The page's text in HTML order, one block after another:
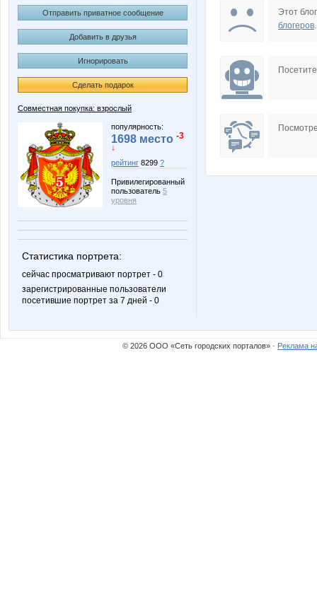
Отправить приватное сообщение
Добавить в друзья
Игнорировать
Сделать подарок
Совместная покупка: взрослый
популярность:
1698 место -3
↓
рейтинг 8299 ?
Привилегированный
пользователь 5
уровня
Статистика портрета:
сейчас просматривают портрет - 0
зарегистрированные пользователи
посетившие портрет за 7 дней - 0
Camellia
H_elena
Этот
блогеров.
© 2026 ООО «Сеть городских порталов» · Реклама